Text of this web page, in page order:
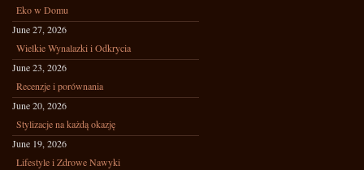
Eko w Domu
June 27, 2026
Wielkie Wynalazki i Odkrycia
June 23, 2026
Recenzje i porównania
June 20, 2026
Stylizacje na każdą okazję
June 19, 2026
Lifestyle i Zdrowe Nawyki